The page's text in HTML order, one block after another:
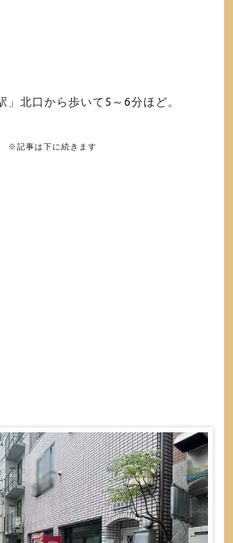
」北口から歩いて5～6分ほど。
※記事は下に続きます